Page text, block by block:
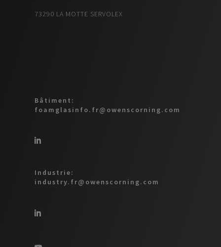
73290 LA MOTTE SERVOLEX
Bâtiment:
foamglasinfo.fr@owenscorning.com
Industrie:
industry.fr@owenscorning.com